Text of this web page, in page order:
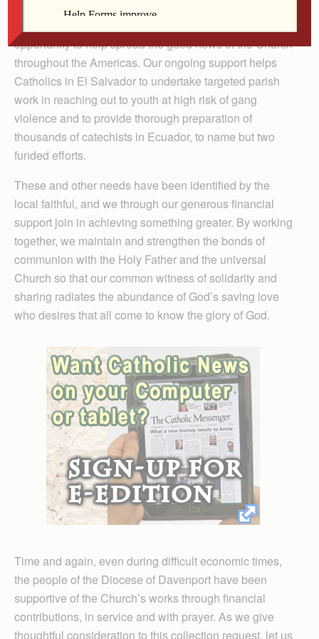
opportunity to help spread the good news of the Church
throughout the Americas. Our ongoing support helps
Catholics in El Salvador to undertake targeted parish
work in reaching out to youth at high risk of gang
violence and to provide thorough preparation of
thousands of catechists in Ecuador, to name but two
funded efforts.
These and other needs have been identified by the
local faithful, and we through our generous financial
support join in achieving something greater. By working
together, we maintain and strengthen the bonds of
communion with the Holy Father and the universal
Church so that our common witness of solidarity and
sharing radiates the abundance of God’s saving love
who desires that all come to know the glory of God.
Time and again, even during difficult economic times,
the people of the Diocese of Davenport have been
supportive of the Church’s works through financial
contributions, in service and with prayer. As we give
thoughtful consideration to this collection request, let us